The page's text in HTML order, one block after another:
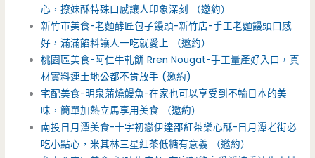
心，撩妹酥特殊口感讓人印象深刻 （邀約）
新竹市美食-老麵酵匠包子饅頭-新竹店-手工老麵饅頭口感
好，滿滿餡料讓人一吃就愛上 （邀約）
桃園區美食-阿仁牛軋餅 Rren Nougat-手工量產好入口，真
材實料連土地公都不肯放手 (邀約)
宅配美食-明泉蒲燒鰻魚-在家也可以享受到不輸日本的美
味，簡單加熱立馬享用美食 （邀約）
南投日月潭美食-十字初戀伊達邵紅茶樂心酥-日月潭老街必
吃小點心，米其林三星紅茶低糖有意義 （邀約）